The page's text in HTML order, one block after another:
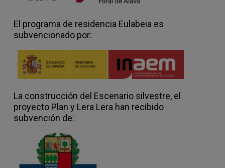
que estamos trabajando en ENCOUNTERS
para poder entender el carácter de los
materiales que tenemos entre manos.
Personajes e Historia
: Andoni y Emo. La
casa donde nos situamos es de Andoni y
está en un edificio industrial de Recalde.
Los dos se relacionan con afecto sin
perder cierta sensación de soledad. Se
dedican canciones por la radio, también las
interpretan. Andoni estuvo casado pero
eso ya parece otra vida, ahora, sobre todo
en el calor de la intimidad, se abre, distinta,
El programa de residencia Eulabeia es
subvencionado por:
La construcción del Escenario silvestre, el
proyecto Plan y Lera Lera han recibido
subvención de: